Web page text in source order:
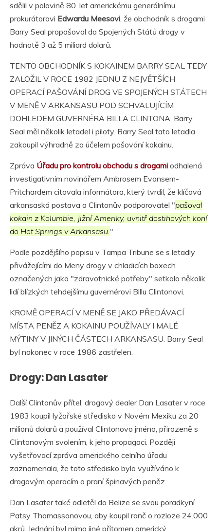
sdělil v polovině 80. let americkému generálnímu
prokurátorovi Edwardu Meesovi, že obchodník s drogami
Barry Seal propašoval do Spojených Států drogy v
hodnotě 3 až 5 miliard dolarů.
TENTO OBCHODNÍK S KOKAINEM BARRY SEAL TEDY
ZALOŽIL V ROCE 1982 JEDNU Z NEJVĚTŠÍCH
OPERACÍ PAŠOVÁNÍ DROG VE SPOJENÝCH STÁTECH
V MENĚ V ARKANSASU POD SCHVALUJÍCÍM
DOHLEDEM GUVERNÉRA BILLA CLINTONA. Barry
Seal měl několik letadel i piloty. Barry Seal tato letadla
zakoupil výhradně za účelem pašování kokainu.
Zpráva Úřadu pro kontrolu obchodu s drogami odhalená
investigativním novinářem Ambrosem Evansem-
Pritchardem citovala informátora, který tvrdil, že klíčová
arkansaská postava a Clintonův podporovatel "pašoval
kokain z Kolumbie, Jižní Ameriky, uvnitř dostihových koní
do Hot Springs v Arkansasu."
Podle pozdějšího popisu v Tampa Tribune se s letadly
přivážejícími do Meny drogy v chladicích boxech
označených jako "zdravotnické potřeby" setkalo několik
lidí blízkých tehdejšímu guvernérovi Billu Clintonovi.
KROMĚ OPERACÍ V MENĚ SE JAKO PŘEDÁVACÍ
MÍSTA PENĚZ A KOKAINU POUŽÍVALY I MALÉ
MÝTINY V JINÝCH ČÁSTECH ARKANSASU. Barry Seal
byl nakonec v roce 1986 zastřelen.
Drogy: Dan Lasater
Další Clintonův přítel, drogový dealer Dan Lasater v roce
1983 koupil lyžařské středisko v Novém Mexiku za 20
milionů dolarů a používal Clintonovo jméno, přirozeně s
Clintonovým svolením, k jeho propagaci. Později
vyšetřovací zpráva amerického celního úřadu
zaznamenala, že toto středisko bylo využíváno k
drogovým operacím a praní špinavých peněz.
Dan Lasater také odletěl do Belize se svou poradkyní
Patsy Thomassonovou, aby koupil ranč o rozloze 24.000
akrů. Jednání byl mimo jiné přítomen americký